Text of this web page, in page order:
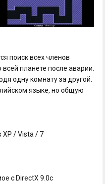
поиск всех членов
планете после аварии.
одну комнату за другой.
языке, но общую
XP / Vista / 7
с DirectX 9.0с